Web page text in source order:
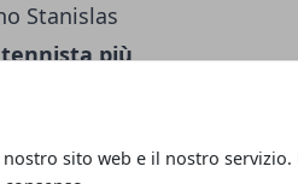
sito web e il nostro servizio.
Stanislas
più
di sempre a
ai numerosi
difficilmente